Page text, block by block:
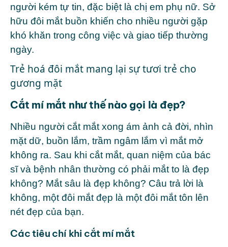
người kém tự tin, đặc biệt là chị em phụ nữ. Sở
hữu đôi mắt buồn khiến cho nhiều người gặp
khó khăn trong công việc và giao tiếp thường
ngày.
Trẻ hoá đôi mắt mang lại sự tươi trẻ cho
gương mặt
Cắt mí mắt như thế nào gọi là đẹp?
Nhiều người cắt mắt xong ám ảnh cả đời, nhìn
mặt dữ, buồn lắm, trầm ngâm lắm vì mắt mở
không ra. Sau khi cắt mắt, quan niệm của bác
sĩ và bệnh nhân thường có phải mắt to là đẹp
không? Mắt sâu là đẹp không? Câu trả lời là
không, một đôi mắt đẹp là một đôi mắt tôn lên
nét đẹp của bạn.
Các tiêu chí khi cắt mí mắt